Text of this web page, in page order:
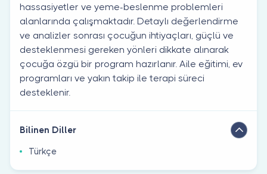
hassasiyetler ve yeme-beslenme problemleri
alanlarında çalışmaktadır. Detaylı değerlendirme
ve analizler sonrası çocuğun ihtiyaçları, güçlü ve
desteklenmesi gereken yönleri dikkate alınarak
çocuğa özgü bir program hazırlanır. Aile eğitimi, ev
programları ve yakın takip ile terapi süreci
desteklenir.
Bilinen Diller
Türkçe